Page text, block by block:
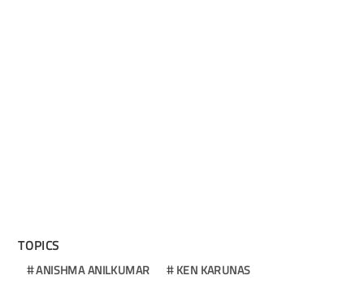
TOPICS
ANISHMA ANILKUMAR KEN KARUNAS